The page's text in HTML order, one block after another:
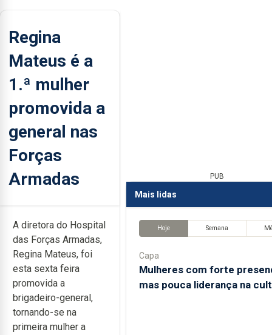
Regina
Mateus é a
1.ª mulher
promovida a
general nas
Forças
Armadas
A diretora do Hospital
das Forças Armadas,
Regina Mateus, foi
esta sexta feira
promovida a
brigadeiro-general,
tornando-se na
primeira mulher a
PUB
Mais lidas
Hoje Semana
Capa
Mulheres com forte
mas pouca liderança na